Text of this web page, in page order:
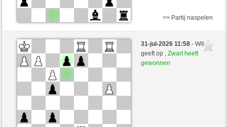
Wit
parviz86 (1455) (+28)
Zwart
Simonio (1789) (-28)
Speelduur: 5 minutes/side + 0 seconds/move
Partij telt mee voor de ranglijst
>> Partij naspelen
31-jul-2026 11:58- Wit
geeft op ,Zwart heeft
gewonnen